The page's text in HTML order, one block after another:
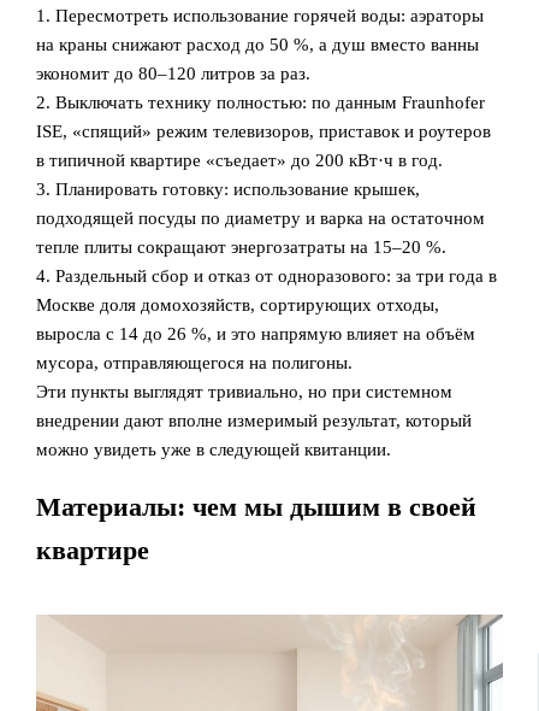
1. Пересмотреть использование горячей воды: аэраторы
на краны снижают расход до 50 %, а душ вместо ванны
экономит до 80–120 литров за раз.
2. Выключать технику полностью: по данным Fraunhofer
ISE, «спящий» режим телевизоров, приставок и роутеров
в типичной квартире «съедает» до 200 кВт·ч в год.
3. Планировать готовку: использование крышек,
подходящей посуды по диаметру и варка на остаточном
тепле плиты сокращают энергозатраты на 15–20 %.
4. Раздельный сбор и отказ от одноразового: за три года в
Москве доля домохозяйств, сортирующих отходы,
выросла с 14 до 26 %, и это напрямую влияет на объём
мусора, отправляющегося на полигоны.
Эти пункты выглядят тривиально, но при системном
внедрении дают вполне измеримый результат, который
можно увидеть уже в следующей квитанции.
Материалы: чем мы дышим в своей
квартире